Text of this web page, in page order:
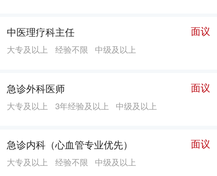
VIP病房。手术室配置各级次层流净化系统（其中含百级
层流式手术室），消毒供应室按现代规范化要求规划及
化X光机（DR）、C臂X光机、床边X光机、日本岛津带
电视系统胃肠X光机、飞利浦高端四维彩超、西门子高端
巴斯电子胃镜、电子阴道镜、全新进口德尔格Fabius
床、美国泰科呼吸机数台、化学发光仪、全自动生化分
中医理疗科主任 面议
大专及以上 经验不限 中级及以上
急诊外科医师 面议
大专及以上 3年经验及以上 中级及以上
急诊内科（心血管专业优先） 面议
大专及以上 经验不限 中级及以上